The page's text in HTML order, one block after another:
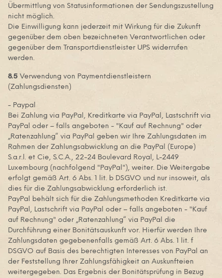
Übermittlung von Statusinformationen der Sendungszustellung
nicht möglich.
Die Einwilligung kann jederzeit mit Wirkung für die Zukunft
gegenüber dem oben bezeichneten Verantwortlichen oder
gegenüber dem Transportdienstleister UPS widerrufen
werden.
8.5 Verwendung von Paymentdienstleistern
(Zahlungsdiensten)
- Paypal
Bei Zahlung via PayPal, Kreditkarte via PayPal, Lastschrift via
PayPal oder – falls angeboten - "Kauf auf Rechnung" oder
„Ratenzahlung“ via PayPal geben wir Ihre Zahlungsdaten im
Rahmen der Zahlungsabwicklung an die PayPal (Europe)
S.a.r.l. et Cie, S.C.A., 22-24 Boulevard Royal, L-2449
Luxembourg (nachfolgend "PayPal"), weiter. Die Weitergabe
erfolgt gemäß Art. 6 Abs. 1 lit. b DSGVO und nur insoweit, als
dies für die Zahlungsabwicklung erforderlich ist.
PayPal behält sich für die Zahlungsmethoden Kreditkarte via
PayPal, Lastschrift via PayPal oder – falls angeboten - "Kauf
auf Rechnung" oder „Ratenzahlung“ via PayPal die
Durchführung einer Bonitätsauskunft vor. Hierfür werden Ihre
Zahlungsdaten gegebenenfalls gemäß Art. 6 Abs. 1 lit. f
DSGVO auf Basis des berechtigten Interesses von PayPal an
der Feststellung Ihrer Zahlungsfähigkeit an Auskunfteien
weitergegeben. Das Ergebnis der Bonitätsprüfung in Bezug